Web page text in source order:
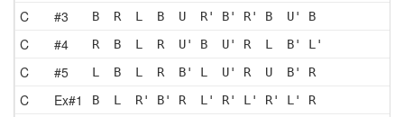
C #3 B  R  L  B  U  R' B' R' B  U' B
C #4 R  B  L  R  U' B  U' R  L  B' L'
C #5 L  B  L  R  B' L  U' R  U  B' R
C Ex#1 B  L  R' B' R  L' R' L' R' L' R